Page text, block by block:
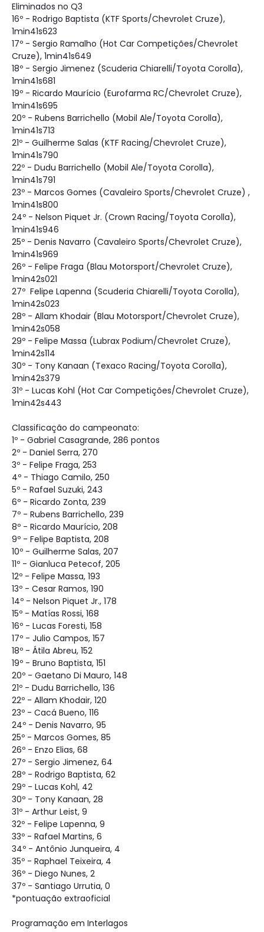
Eliminados no Q3
16º - Rodrigo Baptista (KTF Sports/Chevrolet Cruze),
1min41s623
17º - Sergio Ramalho (Hot Car Competições/Chevrolet
Cruze), 1min41s649
18º - Sergio Jimenez (Scuderia Chiarelli/Toyota Corolla),
1min41s681
19º - Ricardo Maurício (Eurofarma RC/Chevrolet Cruze),
1min41s695
20º - Rubens Barrichello (Mobil Ale/Toyota Corolla),
1min41s713
21º - Guilherme Salas (KTF Racing/Chevrolet Cruze),
1min41s790
22º - Dudu Barrichello (Mobil Ale/Toyota Corolla),
1min41s791
23º - Marcos Gomes (Cavaleiro Sports/Chevrolet Cruze) ,
1min41s800
24º - Nelson Piquet Jr. (Crown Racing/Toyota Corolla),
1min41s946
25º - Denis Navarro (Cavaleiro Sports/Chevrolet Cruze),
1min41s969
26º - Felipe Fraga (Blau Motorsport/Chevrolet Cruze),
1min42s021
27º Felipe Lapenna (Scuderia Chiarelli/Toyota Corolla),
1min42s023
28º - Allam Khodair (Blau Motorsport/Chevrolet Cruze),
1min42s058
29º - Felipe Massa (Lubrax Podium/Chevrolet Cruze),
1min42s114
30º - Tony Kanaan (Texaco Racing/Toyota Corolla),
1min42s379
31º - Lucas Kohl (Hot Car Competições/Chevrolet Cruze),
1min42s443
Classificação do campeonato:
1º - Gabriel Casagrande, 286 pontos
2º - Daniel Serra, 270
3º - Felipe Fraga, 253
4º - Thiago Camilo, 250
5º - Rafael Suzuki, 243
6º - Ricardo Zonta, 239
7º - Rubens Barrichello, 239
8º - Ricardo Maurício, 208
9º - Felipe Baptista, 208
10º - Guilherme Salas, 207
11º - Gianluca Petecof, 205
12º - Felipe Massa, 193
13º - Cesar Ramos, 190
14º - Nelson Piquet Jr., 178
15º - Matías Rossi, 168
16º - Lucas Foresti, 158
17º - Julio Campos, 157
18º - Átila Abreu, 152
19º - Bruno Baptista, 151
20º - Gaetano Di Mauro, 148
21º - Dudu Barrichello, 136
22º - Allam Khodair, 120
23º - Cacá Bueno, 116
24º - Denis Navarro, 95
25º - Marcos Gomes, 85
26º - Enzo Elias, 68
27º - Sergio Jimenez, 64
28º - Rodrigo Baptista, 62
29º - Lucas Kohl, 42
30º - Tony Kanaan, 28
31º - Arthur Leist, 9
32º - Felipe Lapenna, 9
33º - Rafael Martins, 6
34º - Antônio Junqueira, 4
35º - Raphael Teixeira, 4
36º - Diego Nunes, 2
37º - Santiago Urrutia, 0
*pontuação extraoficial
Programação em Interlagos